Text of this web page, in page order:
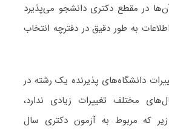
در مقطع دکتری دانشجو می‌پذیرد
به طور دقیق در دفترچه انتخاب
دانشگاه‌های پذیرنده یک رشته در
مختلف تغییرات زیادی ندارد،
که مربوط به آزمون دکتری سال